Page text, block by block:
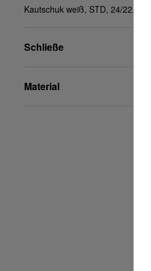
Kautschuk weiß, STD, 24/22, BA
Schließe
Material